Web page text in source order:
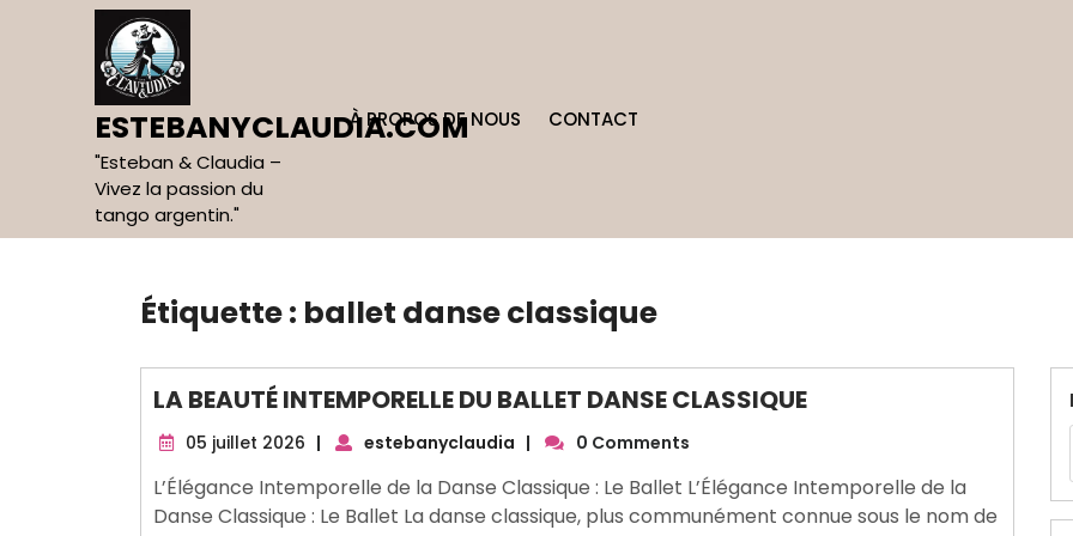
ESTEBANYCLAUDIA.COM
"Esteban & Claudia –
Vivez la passion du
tango argentin."
À PROPOS DE NOUS CONTACT
Étiquette : ballet danse classique
LA BEAUTÉ INTEMPORELLE DU BALLET DANSE CLASSIQUE
05 juillet 2026 05
2026
| estebanyclaudia | 0 Comments
L’Élégance Intemporelle de la Danse Classique : Le Ballet L’Élégance Intemporelle de la
Danse Classique : Le Ballet La danse classique, plus communément connue sous le nom de